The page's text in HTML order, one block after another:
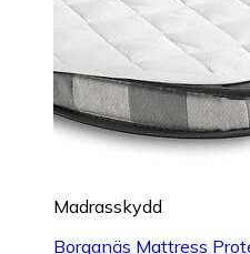
Madrasskydd
Borganäs Mattress